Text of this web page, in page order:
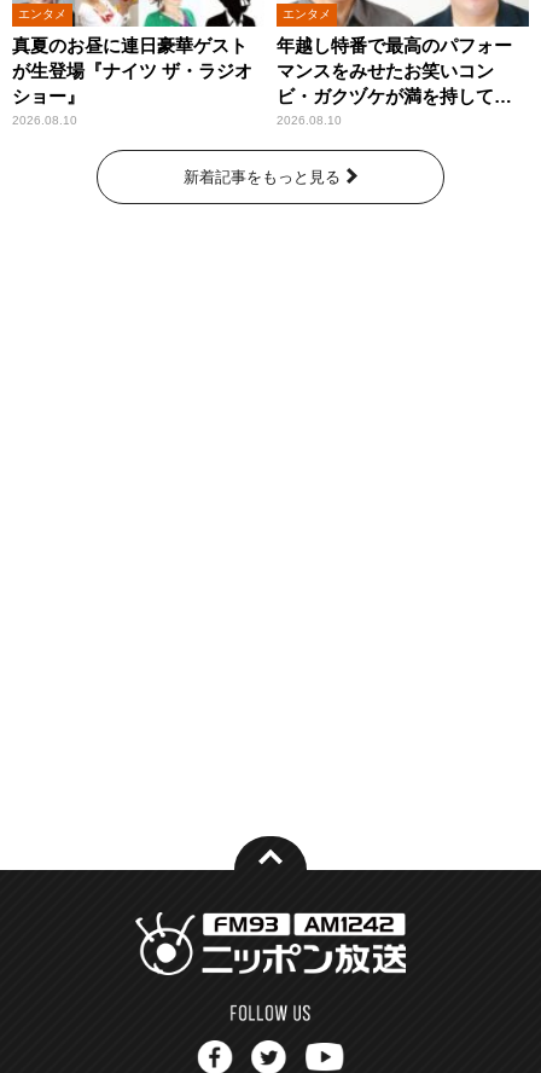
エンタメ
真夏のお昼に連日豪華ゲスト
が生登場『ナイツ ザ・ラジオ
ショー』
2026.08.10
エンタメ
年越し特番で最高のパフォー
マンスをみせたお笑いコン
ビ・ガクヅケが満を持して
『オールナイトニッポン
0(ZERO)』に登場！
2026.08.10
新着記事をもっと見る